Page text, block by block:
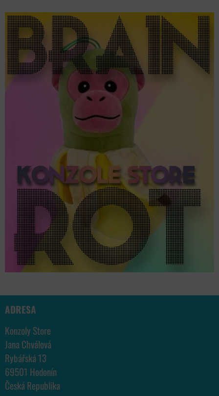
ADRESA
Konzoly Store
Jana Chválová
Rybářská 13
69501 Hodonín
Česká Republika